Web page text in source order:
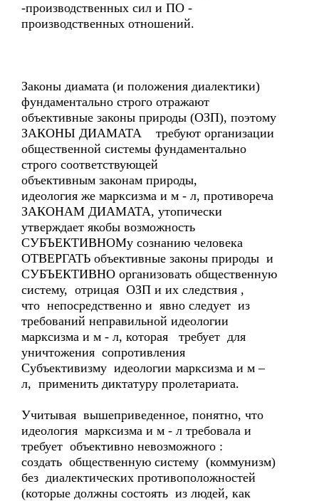
-производственных сил и ПО -
производственных отношений.
Законы диамата (и положения диалектики)
фундаментально строго отражают
объективные законы природы (ОЗП), поэтому
ЗАКОНЫ ДИАМАТА требуют организации
общественной системы фундаментально
строго соответствующей
объективным законам природы,
идеология же марксизма и м - л, противореча
ЗАКОНАМ ДИАМАТА, утопически
утверждает якобы возможность
СУБЪЕКТИВНОМу сознанию человека
ОТВЕРГАТЬ объективные законы природы и
СУБЪЕКТИВНО организовать общественную
систему, отрицая ОЗП и их следствия ,
что непосредственно и явно следует из
требований неправильной идеологии
марксизма и м - л, которая требует для
уничтожения сопротивления
Субъективизму идеологии марксизма и м –
л, применить диктатуру пролетариата.
Учитывая вышеприведенное, понятно, что
идеология марксизма и м - л требовала и
требует объективно невозможного :
создать общественную систему (коммунизм)
без диалектических противоположностей
(которые должны состоять из людей, как